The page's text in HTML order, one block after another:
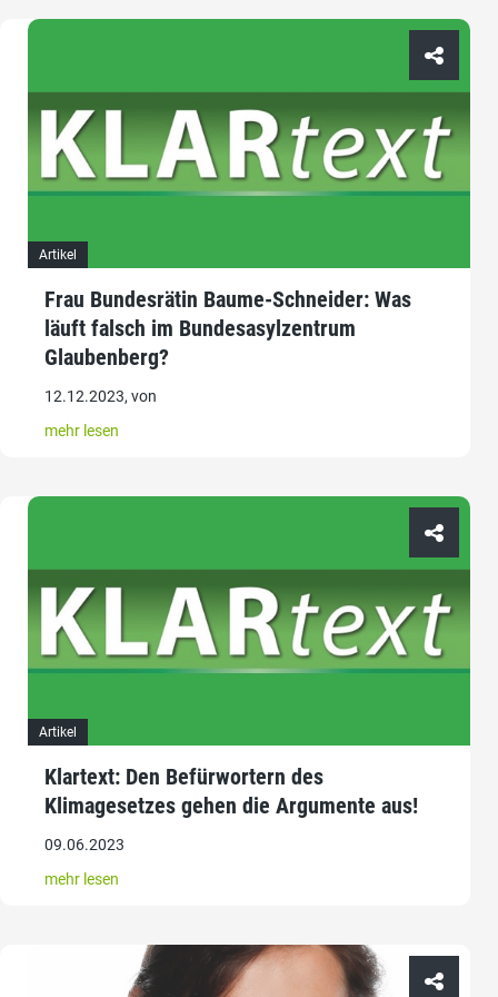
Artikel
Frau Bundesrätin Baume-Schneider: Was
läuft falsch im Bundesasylzentrum
Glaubenberg?
12.12.2023, von
mehr lesen
Artikel
Klartext: Den Befürwortern des
Klimagesetzes gehen die Argumente aus!
09.06.2023
mehr lesen